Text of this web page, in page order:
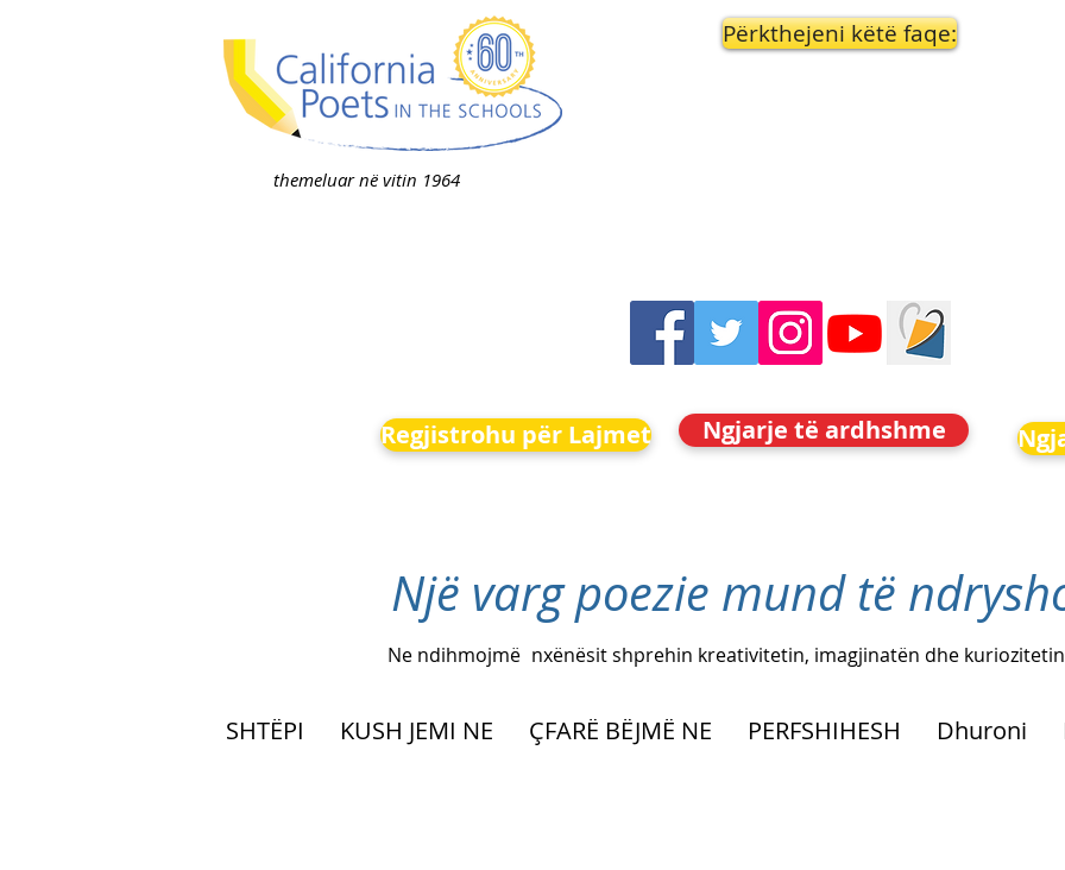
themeluar në vitin 1964
Përkthejeni këtë faqe:
Regjistrohu për Lajmet Ngjarje të ardhshme
Një varg poezie mund të
Ne ndihmojmë nxënësit shprehin kreativitetin, imagjinatën dhe
SHTËPI KUSH JEMI NE ÇFARË BËJMË NE PERFSHIHESH Dhuroni